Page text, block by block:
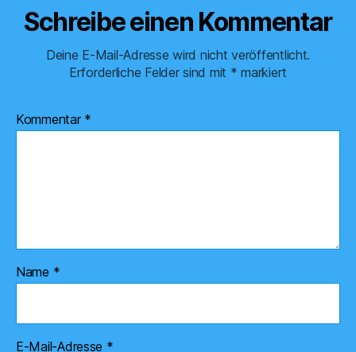
Schreibe einen Kommentar
Deine E-Mail-Adresse wird nicht veröffentlicht.
Erforderliche Felder sind mit * markiert
Kommentar *
Name *
E-Mail-Adresse *